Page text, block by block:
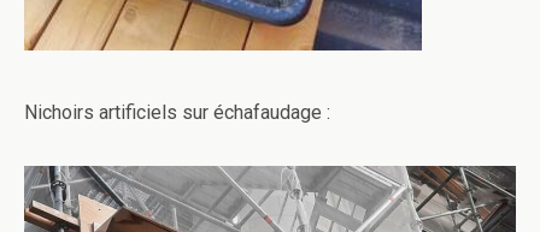
Nichoirs artificiels sur échafaudage :